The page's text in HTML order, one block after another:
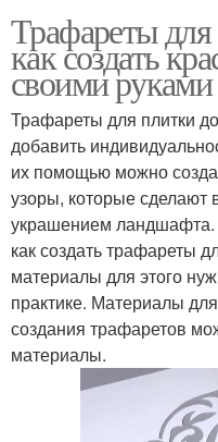
Трафареты
как создать
своими руками
Трафареты для плитки
добавить
их помощью можно
узоры, которые
украшением ландшафта.
как создать трафареты
материалы для этого
практике. Материалы
создания трафаретов
материалы.